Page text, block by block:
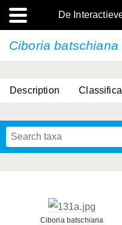
De
Ciboria batschiana
Description
Ciboria batschiana